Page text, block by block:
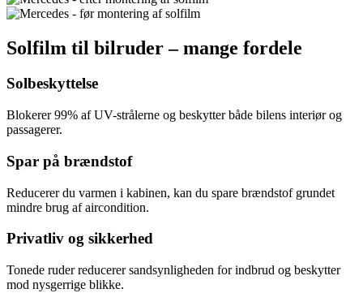
Solfilm til bilruder – mange fordele
Solbeskyttelse
Blokerer 99% af UV-strålerne og beskytter både bilens interiør og
passagerer.
Spar på brændstof
Reducerer du varmen i kabinen, kan du spare brændstof grundet
mindre brug af aircondition.
Privatliv og sikkerhed
Tonede ruder reducerer sandsynligheden for indbrud og beskytter
mod nysgerrige blikke.